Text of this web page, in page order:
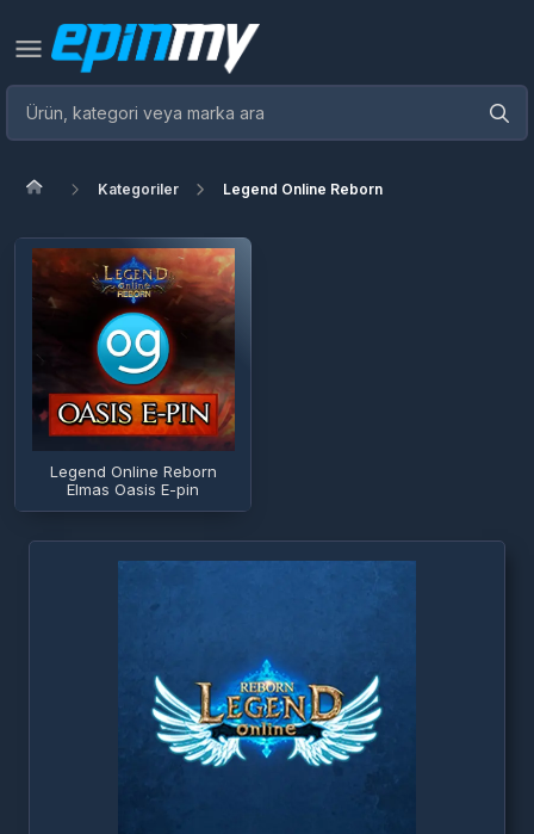
Kategoriler Legend Online Reborn
Legend Online Reborn
Elmas Oasis E-pin